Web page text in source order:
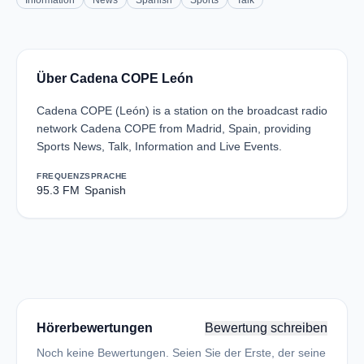
Über Cadena COPE León
Cadena COPE (León) is a station on the broadcast radio
network Cadena COPE from Madrid, Spain, providing
Sports News, Talk, Information and Live Events.
FREQUENZ
95.3 FM
SPRACHE
Spanish
Hörerbewertungen Bewertung schreiben
Noch keine Bewertungen. Seien Sie der Erste, der seine